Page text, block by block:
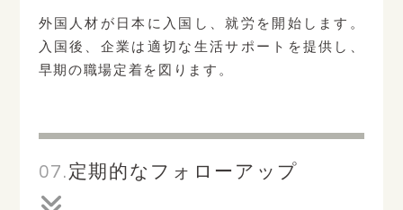
外国人材が日本に入国し、就労を開始します。
入国後、企業は適切な生活サポートを提供し、
早期の職場定着を図ります。
07.定期的なフォローアップ